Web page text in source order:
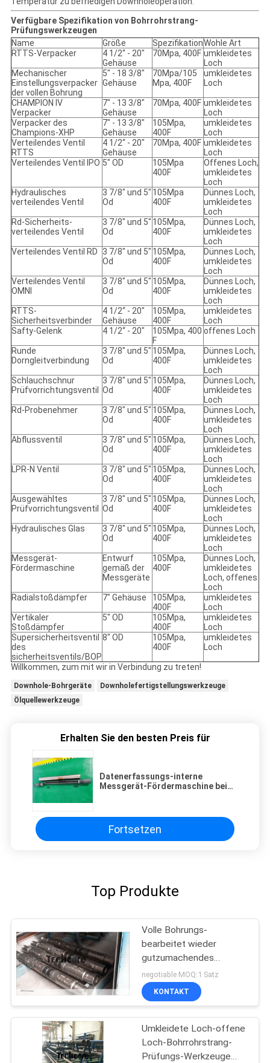
Verfügbare Spezifikation von Bohrrohrstrang-
Prüfungswerkzeugen
Name
Größe SpezifikationWohle Art
RTTS-Verpacker
4 1/2“ - 20"
Gehäuse
70Mpa, 400F umkleidetes
Loch
Mechanischer
Einstellungsverpacker
der vollen Bohrung
5" - 18 3/8"
Gehäuse
70Mpa/105
Mpa, 400F
umkleidetes
Loch
CHAMPION IV
Verpacker
7" - 13 3/8"
Gehäuse
70Mpa, 400F umkleidetes
Loch
Verpacker des
Champions-XHP
7" - 13 3/8"
Gehäuse
105Mpa,
400F
umkleidetes
Loch
Verteilendes Ventil
RTTS
4 1/2“ - 20"
Gehäuse
70Mpa, 400F umkleidetes
Loch
Verteilendes Ventil IPO 5" OD
105Mpa
400F
Offenes Loch,
umkleidetes
Loch
Hydraulisches
verteilendes Ventil
3 7/8" und 5"
Od
105Mpa
400F
Dünnes Loch,
umkleidetes
Loch
Rd-Sicherheits-
verteilendes Ventil
3 7/8" und 5"
Od
105Mpa,
400F
Dünnes Loch,
umkleidetes
Loch
Verteilendes Ventil RD
3 7/8" und 5"
Od
105Mpa,
400F
Dünnes Loch,
umkleidetes
Loch
Verteilendes Ventil
OMNI
3 7/8" und 5"
Od
105Mpa,
400F
Dünnes Loch,
umkleidetes
Loch
RTTS-
Sicherheitsverbinder
4 1/2“ - 20"
Gehäuse
105Mpa,
400F
umkleidetes
Loch
Safty-Gelenk
4 1/2“ - 20"
105Mpa, 400
F
offenes Loch
Runde
Dorngleitverbindung
3 7/8" und 5"
Od
105Mpa,
400F
Dünnes Loch,
umkleidetes
Loch
Schlauchschnur
Prüfvorrichtungsventil
3 7/8" und 5"
Od
105Mpa,
400F
Dünnes Loch,
umkleidetes
Loch
Rd-Probenehmer
3 7/8" und 5"
Od
105Mpa,
400F
Dünnes Loch,
umkleidetes
Loch
Abflussventil
3 7/8" und 5"
Od
105Mpa,
400F
Dünnes Loch,
umkleidetes
Loch
LPR-N Ventil
3 7/8" und 5"
Od
105Mpa,
400F
Dünnes Loch,
umkleidetes
Loch
Ausgewähltes
Prüfvorrichtungsventil
3 7/8" und 5"
Od
105Mpa,
400F
Dünnes Loch,
umkleidetes
Loch
Hydraulisches Glas
3 7/8" und 5"
Od
105Mpa,
400F
Dünnes Loch,
umkleidetes
Loch
Messgerät-
Fördermaschine
Entwurf
gemäß der
Messgeräte
105Mpa,
400F
Dünnes Loch,
umkleidetes
Loch, offenes
Loch
Radialstoßdämpfer
7" Gehäuse
105Mpa,
400F
umkleidetes
Loch
Vertikaler
Stoßdämpfer
5" OD
105Mpa,
400F
umkleidetes
Loch
Supersicherheitsventil
des
sicherheitsventils/BOP
8" OD
105Mpa,
400F
umkleidetes
Loch
Willkommen, zum mit wir in Verbindung zu treten!
Downhole-Bohrgeräte
Downholefertigstellungswerkzeuge
Ölquellewerkzeuge
Erhalten Sie den besten Preis für
Datenerfassungs-interne
Messgerät-Fördermaschine bei
Fortsetzen
Top Produkte
Volle Bohrungs-
bearbeitet wieder
gutzumachendes
Verpacker Downhole-Öl 9
5/8" 10000 wohle
Prüfung P/in
negotiable MOQ:1 Satz
KONTAKT
Umkleidete Loch-offene
Loch-Bohrrohrstrang-
Prüfungs-Werkzeuge